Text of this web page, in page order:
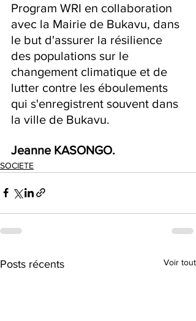
Program WRI en collaboration
avec la Mairie de Bukavu, dans
le but d'assurer la résilience
des populations sur le
changement climatique et de
lutter contre les éboulements
qui s'enregistrent souvent dans
la ville de Bukavu.
Jeanne KASONGO.
SOCIETE
Posts récents Voir tout